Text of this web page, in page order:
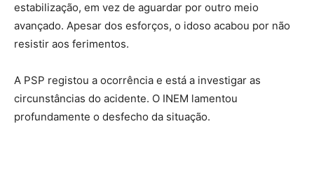
estabilização, em vez de aguardar por outro meio
avançado. Apesar dos esforços, o idoso acabou por não
resistir aos ferimentos.
A PSP registou a ocorrência e está a investigar as
circunstâncias do acidente. O INEM lamentou
profundamente o desfecho da situação.